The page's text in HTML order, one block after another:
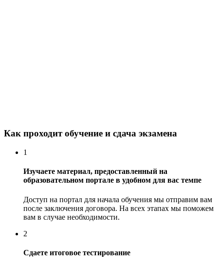
Как проходит обучение и сдача экзамена
1
Изучаете материал, предоставленный на
образовательном портале в удобном для вас темпе
Доступ на портал для начала обучения мы отправим вам
после заключения договора. На всех этапах мы поможем
вам в случае необходимости.
2
Сдаете итоговое тестирование